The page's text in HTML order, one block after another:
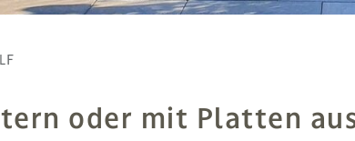
oder mit Platten